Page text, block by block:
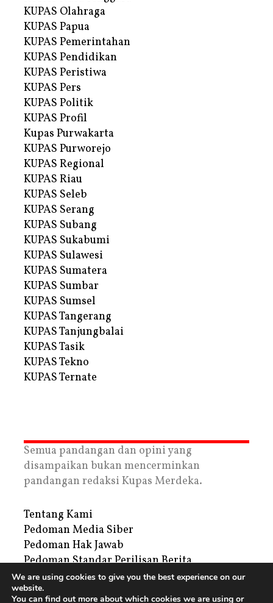
KUPAS Olahraga
KUPAS Papua
KUPAS Pemerintahan
KUPAS Pendidikan
KUPAS Peristiwa
KUPAS Pers
KUPAS Politik
KUPAS Profil
Kupas Purwakarta
KUPAS Purworejo
KUPAS Regional
KUPAS Riau
KUPAS Seleb
KUPAS Serang
KUPAS Subang
KUPAS Sukabumi
KUPAS Sulawesi
KUPAS Sumatera
KUPAS Sumbar
KUPAS Sumsel
KUPAS Tangerang
KUPAS Tanjungbalai
KUPAS Tasik
KUPAS Tekno
KUPAS Ternate
Semua pandangan dan opini yang
disampaikan bukan mencerminkan
pandangan redaksi Kupas Merdeka.
Tentang Kami
Pedoman Media Siber
Pedoman Hak Jawab
Pedoman Standar Perilisan Berita
Privacy Policy
Periklanan
We are using cookies to give you the best experience on our
website.
You can find out more about which cookies we are using or